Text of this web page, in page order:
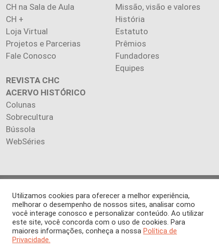
CH na Sala de Aula
CH +
Loja Virtual
Projetos e Parcerias
Fale Conosco
Missão, visão e valores
História
Estatuto
Prêmios
Fundadores
Equipes
REVISTA CHC
ACERVO HISTÓRICO
Colunas
Sobrecultura
Bússola
WebSéries
Copyright 2026 INSTITUTO CIÊNCIA HOJE. Todos os direitos
reservados.
Os artigos publicados na revista refletem exclusivamente a
opinião de seus autores.
É proibida a reprodução, integral ou parcial, do conteúdo (imagens
Utilizamos cookies para oferecer a melhor experiência,
melhorar o desempenho de nossos sites, analisar como
você interage conosco e personalizar conteúdo. Ao utilizar
este site, você concorda com o uso de cookies. Para
maiores informações, conheça a nossa Política de
Privacidade.